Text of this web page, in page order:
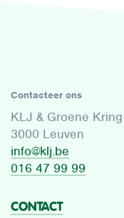
Contacteer ons
KLJ & Groene
3000 Leuven
info@klj.be​
016 47 99 99
CONTACT